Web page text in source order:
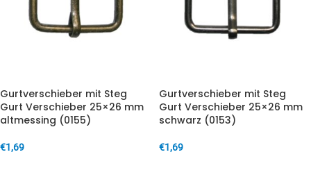
Gurtverschieber mit Steg
Gurt Verschieber 25×26 mm
altmessing (0155)
€1,69
Gurtverschieber mit Steg
Gurt Verschieber 25×26 mm
schwarz (0153)
€1,69